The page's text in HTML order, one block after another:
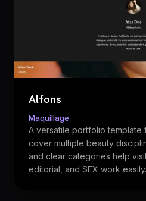
Alfons
Maquillage
A versatile portfolio template
cover multiple beauty
and clear categories help
editorial, and SFX work easily.